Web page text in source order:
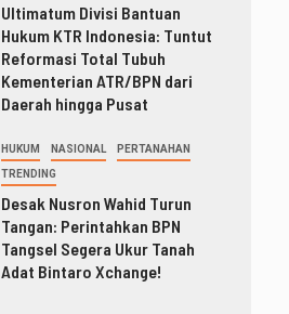
Ultimatum Divisi Bantuan
Hukum KTR Indonesia: Tuntut
Reformasi Total Tubuh
Kementerian ATR/BPN dari
Daerah hingga Pusat
HUKUM NASIONAL PERTANAHAN
TRENDING
Desak Nusron Wahid Turun
Tangan: Perintahkan BPN
Tangsel Segera Ukur Tanah
Adat Bintaro Xchange!